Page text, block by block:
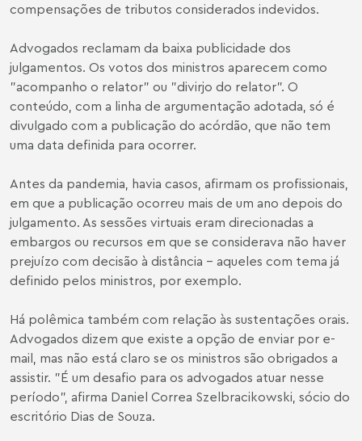
compensações de tributos considerados indevidos.
Advogados reclamam da baixa publicidade dos
julgamentos. Os votos dos ministros aparecem como
"acompanho o relator" ou "divirjo do relator". O
conteúdo, com a linha de argumentação adotada, só é
divulgado com a publicação do acórdão, que não tem
uma data definida para ocorrer.
Antes da pandemia, havia casos, afirmam os profissionais,
em que a publicação ocorreu mais de um ano depois do
julgamento. As sessões virtuais eram direcionadas a
embargos ou recursos em que se considerava não haver
prejuízo com decisão à distância - aqueles com tema já
definido pelos ministros, por exemplo.
Há polêmica também com relação às sustentações orais.
Advogados dizem que existe a opção de enviar por e-
mail, mas não está claro se os ministros são obrigados a
assistir. "É um desafio para os advogados atuar nesse
período", afirma Daniel Correa Szelbracikowski, sócio do
escritório Dias de Souza.